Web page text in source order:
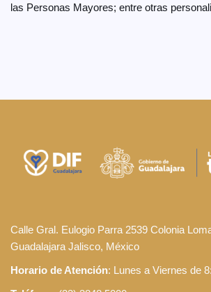
las Personas Mayores; entre otras
Calle Gral. Eulogio Parra 2539 Colonia
Guadalajara Jalisco, México
Horario de Atención: Lunes a Viernes de